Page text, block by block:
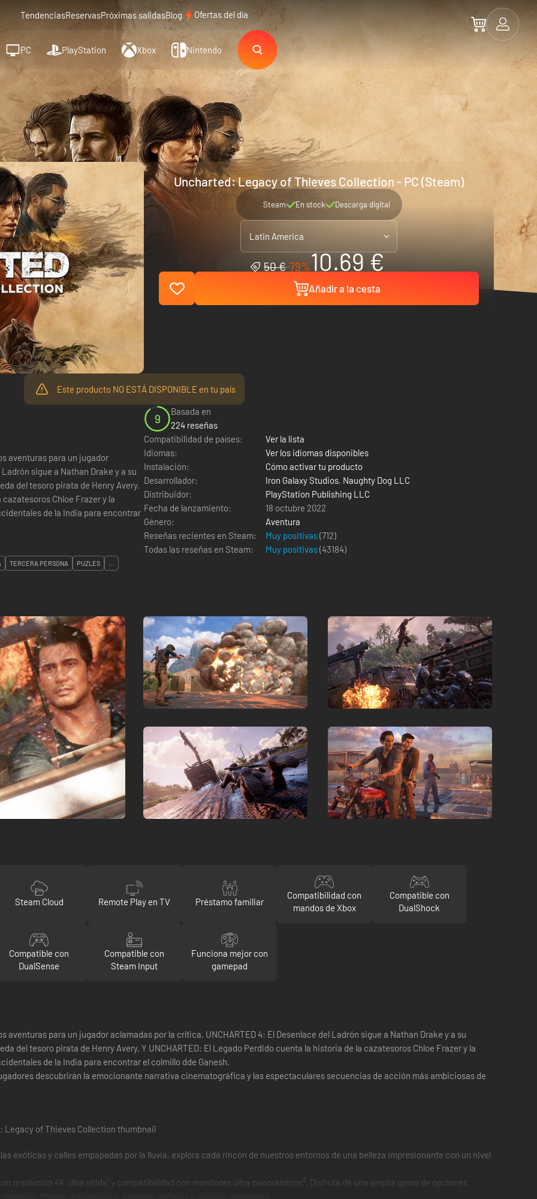
TendenciasReservasPróximas salidasBlog Ofertas del día
PC PlayStation Xbox Nintendo
Uncharted: Legacy of Thieves Collection - PC (Steam)
Steam En stock Descarga digital
Latin America
50 €-79%10.69 €
Añadir a la cesta
Este producto NO ESTÁ DISPONIBLE en tu país
aventuras para un jugador
sigue a Nathan Drake y a su
del tesoro pirata de Henry Avery.
Chloe Frazer y la
de la India para encontrar
9
Basada en
224 reseñas
Compatibilidad de países:
Ver la lista
Idiomas:
Ver los idiomas disponibles
Instalación:
Cómo activar tu producto
Desarrollador:
Iron Galaxy Studios, Naughty Dog LLC
Distribuidor:
PlayStation Publishing LLC
Fecha de lanzamiento:
18 octubre 2022
Género:
Aventura
Reseñas recientes en Steam:
Muy positivas(712)
Todas las reseñas en Steam:
Muy positivas(43184)
TERCERA PERSONA PUZLES ...
Steam Cloud Remote Play en TV Préstamo familiar
Compatibilidad con
mandos de Xbox
Compatible con
DualShock
Compatible con
DualSense
Compatible con
Steam Input
Funciona mejor con
gamepad
aventuras para un jugador aclamadas por la crítica. UNCHARTED 4: El Desenlace del Ladrón sigue a Nathan Drake y a su
del tesoro pirata de Henry Avery. Y UNCHARTED: El Legado Perdido cuenta la historia de la cazatesoros Chloe Frazer y la
de la India para encontrar el colmillo dde Ganesh.
descubrirán la emocionante narrativa cinematográfica y las espectaculares secuencias de acción más ambiciosas de
exóticas y calles empapadas por la lluvia, explora cada rincón de nuestros entornos de una belleza impresionante con un nivel
resolución 4K ultra nítida¹ y compatibilidad con monitores ultra panorámicos². Disfruta de una amplia gama de opciones